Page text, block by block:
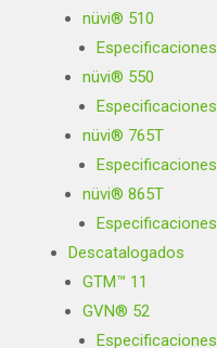
nüvi® 510
Especificaciones
nüvi® 550
Especificaciones
nüvi® 765T
Especificaciones
nüvi® 865T
Especificaciones
Descatalogados
GTM™ 11
GVN® 52
Especificaciones